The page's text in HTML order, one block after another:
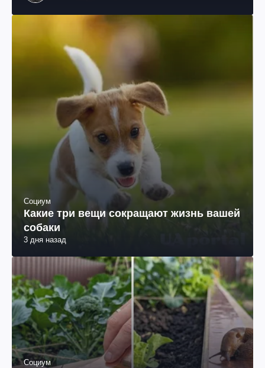
Социум
Какие три вещи сокращают жизнь вашей
собаки
3 дня назад
Социум